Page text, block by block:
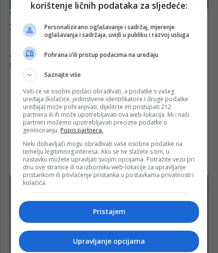
korištenje ličnih podataka za sljedeće:
Personalizirano oglašavanje i sadržaj, mjerenje
oglašavanja i sadržaja, uvidi u publiku i razvoj usluga
Pohrana i/ili pristup podacima na uređaju
Saznajte više
Vaši će se osobni podaci obrađivati, a podatke s vašeg
uređaja (kolačiće, jedinstvene identifikatore i druge podatke
uređaja) može pohranjivati, dijeliti te im pristupati 212
partnera ili ih može upotrebljavati ova web-lokacija. Mi i naši
partneri možemo upotrebljavati precizne podatke o
geolociranju. Popis partnera.
Neki dobavljači mogu obrađivati vaše osobne podatke na
temelju legitimnog interesa. Ako se ne slažete s tim, u
nastavku možete upravljati svojim opcijama. Potražite vezu pri
dnu ove stranice ili na izborniku web-lokacije za upravljanje
pristankom ili povlačenje pristanka u postavkama privatnosti i
kolačića.
Pristajem
Upravljanje opcijama